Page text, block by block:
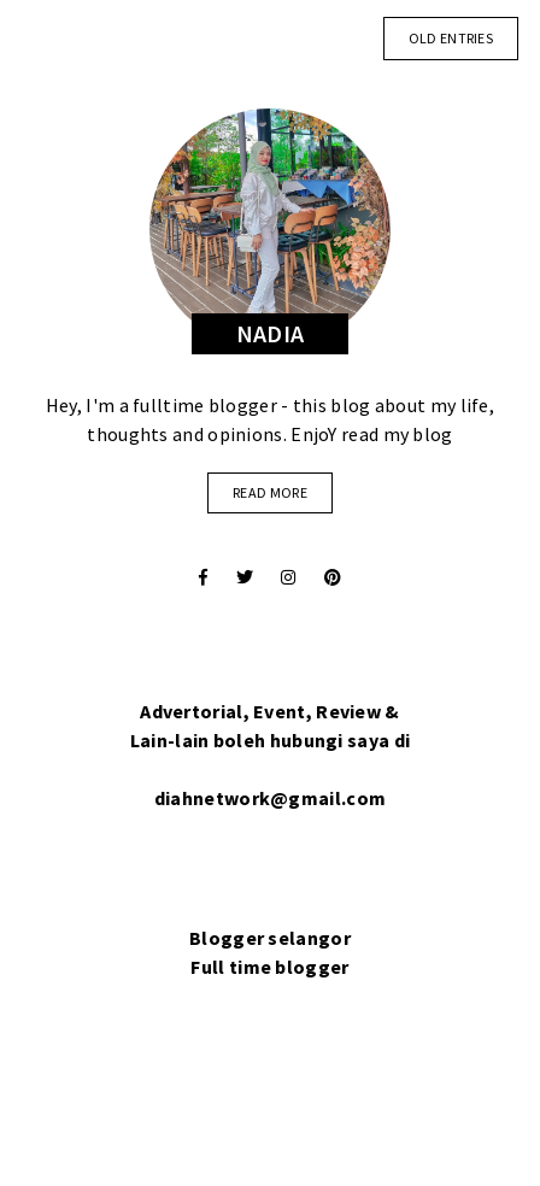
OLD ENTRIES
NADIA
Hey, I'm a fulltime blogger - this blog about my life,
thoughts and opinions. EnjoY read my blog
READ MORE
Advertorial, Event, Review &
Lain-lain boleh hubungi saya di
diahnetwork@gmail.com
Blogger selangor
Full time blogger